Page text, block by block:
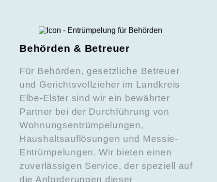
Behörden & Betreuer
Für Behörden, gesetzliche Betreuer
und Gerichtsvollzieher im Landkreis
Elbe-Elster sind wir ein bewährter
Partner bei der Durchführung von
Wohnungsentrümpelungen,
Haushaltsauflösungen und Messie-
Entrümpelungen. Wir bieten einen
zuverlässigen Service, der speziell auf
die Anforderungen dieser